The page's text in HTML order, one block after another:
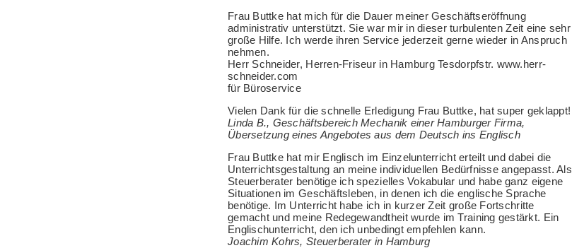
Frau Buttke hat mich für die Dauer meiner Geschäftseröffnung
administrativ unterstützt. Sie war mir in dieser turbulenten Zeit eine sehr
große Hilfe. Ich werde ihren Service jederzeit gerne wieder in Anspruch
nehmen.
Herr Schneider, Herren-Friseur in Hamburg Tesdorpfstr. www.herr-
schneider.com
für Büroservice
Vielen Dank für die schnelle Erledigung Frau Buttke, hat super geklappt!
Linda B., Geschäftsbereich Mechanik einer Hamburger Firma,
Übersetzung eines Angebotes aus dem Deutsch ins Englisch
Frau Buttke hat mir Englisch im Einzelunterricht erteilt und dabei die
Unterrichtsgestaltung an meine individuellen Bedürfnisse angepasst. Als
Steuerberater benötige ich spezielles Vokabular und habe ganz eigene
Situationen im Geschäftsleben, in denen ich die englische Sprache
benötige. Im Unterricht habe ich in kurzer Zeit große Fortschritte
gemacht und meine Redegewandtheit wurde im Training gestärkt. Ein
Englischunterricht, den ich unbedingt empfehlen kann.
Joachim Kohrs, Steuerberater in Hamburg